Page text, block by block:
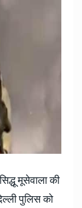
मूसेवाला की
पुलिस को